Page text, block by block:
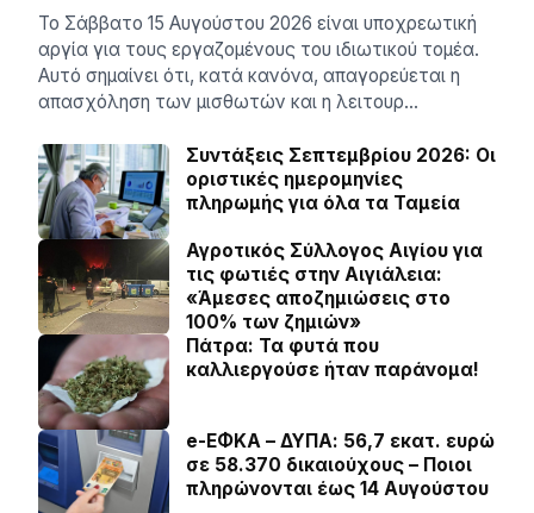
Το Σάββατο 15 Αυγούστου 2026 είναι υποχρεωτική
αργία για τους εργαζομένους του ιδιωτικού τομέα.
Αυτό σημαίνει ότι, κατά κανόνα, απαγορεύεται η
απασχόληση των μισθωτών και η λειτουρ…
Συντάξεις Σεπτεμβρίου 2026: Οι
οριστικές ημερομηνίες
πληρωμής για όλα τα Ταμεία
Αγροτικός Σύλλογος Αιγίου για
τις φωτιές στην Αιγιάλεια:
«Άμεσες αποζημιώσεις στο
100% των ζημιών»
Πάτρα: Τα φυτά που
καλλιεργούσε ήταν παράνομα!
e-ΕΦΚΑ – ΔΥΠΑ: 56,7 εκατ. ευρώ
σε 58.370 δικαιούχους – Ποιοι
πληρώνονται έως 14 Αυγούστου